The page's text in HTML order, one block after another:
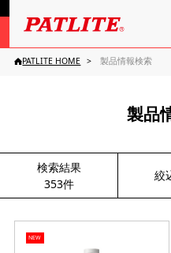
PATLITE HOME 製品情報検索
製品
検索結果
353件
絞
NEW